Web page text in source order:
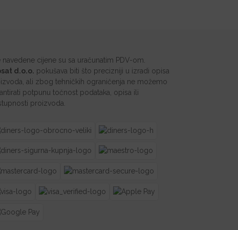
navedene cijene su sa uračunatim PDV-om.
d.o.o. pokušava biti što precizniji u izradi opisa
ali zbog tehničkih ograničenja ne možemo
potpunu točnost podataka, opisa ili
proizvoda.